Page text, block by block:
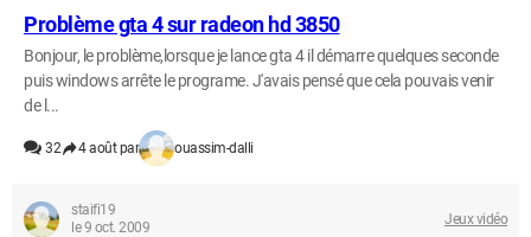
Problème gta 4 sur radeon hd 3850
Bonjour, le problème,lorsque je lance gta 4 il démarre quelques seconde
puis windows arrête le programe. J'avais pensé que cela pouvais venir
de l...
32 4 août par ouassim-dalli
staifi19
le 9 oct. 2009
Jeux vidéo